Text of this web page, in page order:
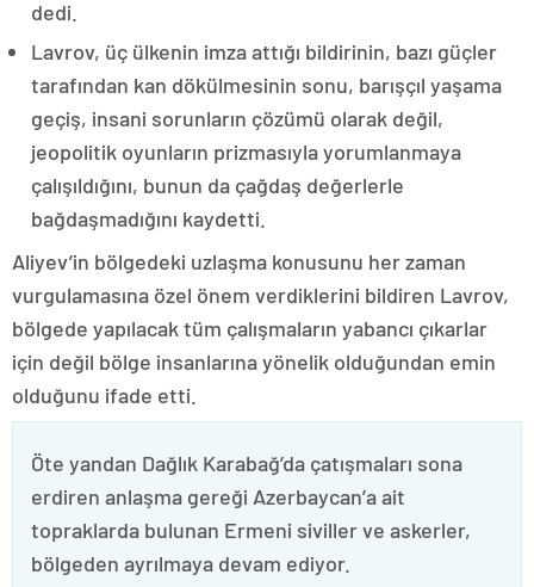
dedi.
Lavrov, üç ülkenin imza attığı bildirinin, bazı güçler
tarafından kan dökülmesinin sonu, barışçıl yaşama
geçiş, insani sorunların çözümü olarak değil,
jeopolitik oyunların prizmasıyla yorumlanmaya
çalışıldığını, bunun da çağdaş değerlerle
bağdaşmadığını kaydetti.
Aliyev’in bölgedeki uzlaşma konusunu her zaman
vurgulamasına özel önem verdiklerini bildiren Lavrov,
bölgede yapılacak tüm çalışmaların yabancı çıkarlar
için değil bölge insanlarına yönelik olduğundan emin
olduğunu ifade etti.
Öte yandan Dağlık Karabağ’da çatışmaları sona
erdiren anlaşma gereği Azerbaycan’a ait
topraklarda bulunan Ermeni siviller ve askerler,
bölgeden ayrılmaya devam ediyor.